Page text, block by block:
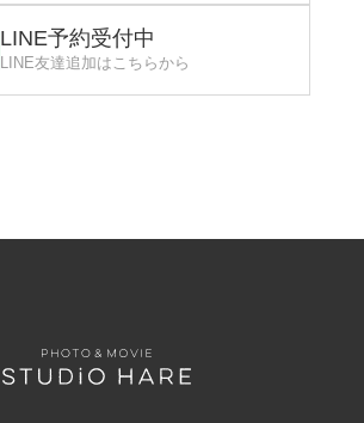
LINE予約受付中
LINE友達追加はこちらから